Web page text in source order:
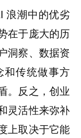
浪潮中的优劣
在于庞大的历
洞察、数据资
和传统做事方
。反之，创业
灵活性来弥补
上取决于它能